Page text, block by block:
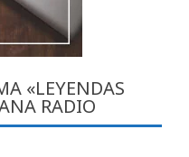
«LEYENDAS
RADIO